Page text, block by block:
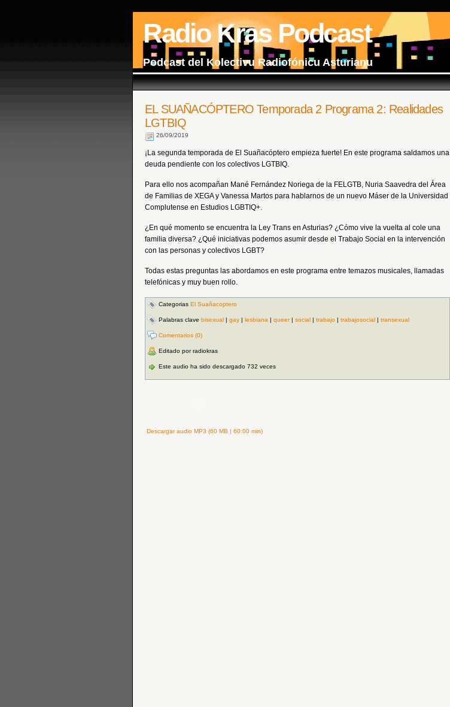
Radio Kras Podcast
Podcast del Kolectivu Radiofónicu Asturianu
EL SUAÑACÓPTERO Temporada 2 Programa 2: Realidades
LGTBIQ
26/09/2019
¡La segunda temporada de El Suañacóptero empieza fuerte! En este programa saldamos una
deuda pendiente con los colectivos LGTBIQ.
Para ello nos acompañan Mané Fernández Noriega de la FELGTB, Nuria Saavedra del Área
de Familias de XEGA y Vanessa Martos para hablarnos de un nuevo Máser de la Universidad
Complutense en Estudios LGBTIQ+.
¿En qué momento se encuentra la Ley Trans en Asturias? ¿Cómo vive la vuelta al cole una
familia diversa? ¿Qué iniciativas podemos asumir desde el Trabajo Social en la intervención
con las personas y colectivos LGBT?
Todas estas preguntas las abordamos en este programa entre temazos musicales, llamadas
telefónicas y muy buen rollo.
Categorias El Suañacoptero
Palabras clave bisexual | gay | lesbiana | queer| social | trabajo | trabajosocial | transexual
Comentarios (0)
Editado por radiokras
Este audio ha sido descargado 732 veces
Descargar audio MP3 (60 MB | 60:00 min)